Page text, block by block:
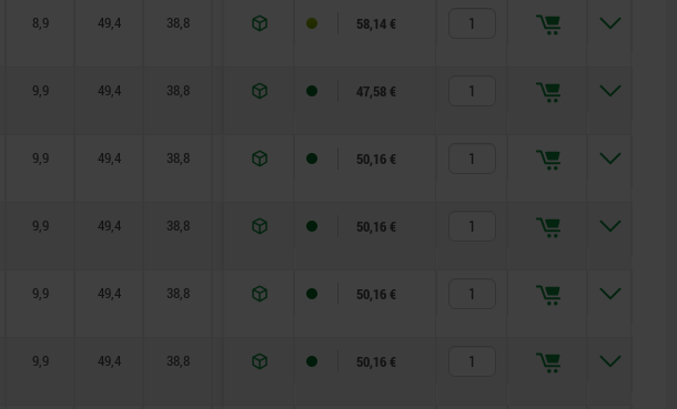
8,9 49,4 38,8 68,9 28 10
58,14 €
9,9 49,4 38,8 34,9 28 12
47,58 €
9,9 49,4 38,8 39,9 28 12
50,16 €
9,9 49,4 38,8 44,9 28 12
50,16 €
9,9 49,4 38,8 49,9 28 12
50,16 €
9,9 49,4 38,8 54,9 28 12
50,16 €